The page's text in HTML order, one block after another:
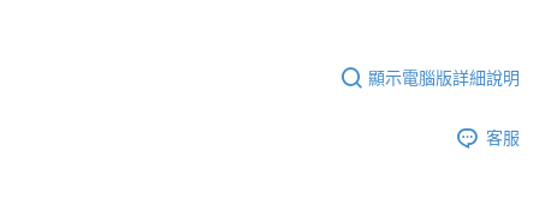
顯示電腦版詳細說明
客服